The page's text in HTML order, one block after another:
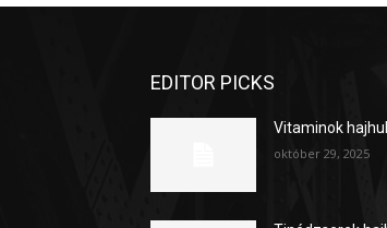
EDITOR PICKS
Vitaminok
október 29, 2025